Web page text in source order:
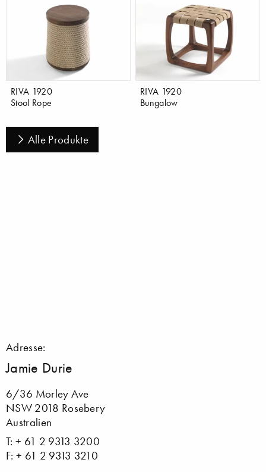
RIVA 1920
Stool Rope
RIVA 1920
Bungalow
Alle Produkte
Adresse:
Jamie Durie
6/36 Morley Ave
NSW 2018 Rosebery
Australien
T: + 61 2 9313 3200
F: + 61 2 9313 3210